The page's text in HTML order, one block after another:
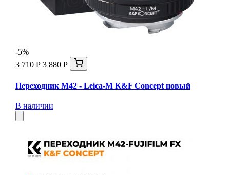
-5%
3 710 Р 3 880 Р
Переходник M42 - Leica-M K&F Concept новый
В наличии